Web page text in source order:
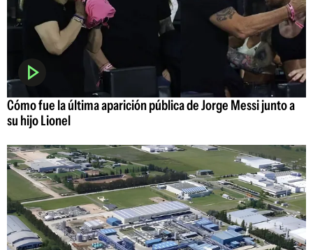
Cómo fue la última aparición pública de Jorge Messi junto a
su hijo Lionel